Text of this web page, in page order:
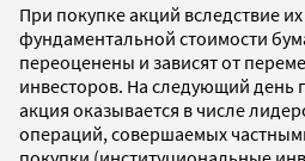
При покупке акций вследствие
фундаментальной стоимости
переоценены и зависят от
инвесторов. На следующий день
акция оказывается в числе
операций, совершаемых